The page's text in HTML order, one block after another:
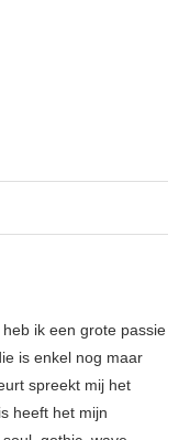
ik een grote passie
is enkel nog maar
spreekt mij het
heeft het mijn